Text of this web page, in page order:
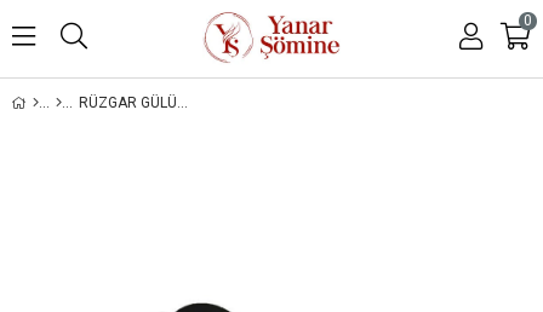
0
RÜZGAR GÜLÜ ÇAP: 130MM